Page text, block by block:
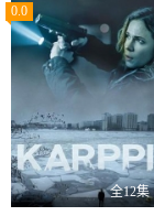
0.0
全12集